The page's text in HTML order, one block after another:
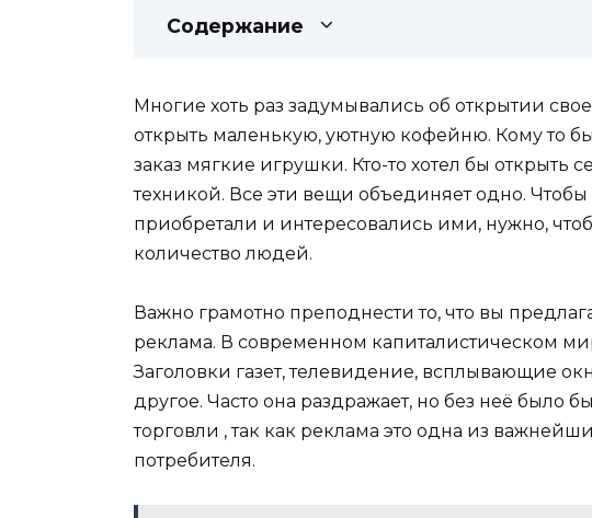
Содержание
Многие хоть раз задумывались об открытии
открыть маленькую, уютную кофейню. Кому то
заказ мягкие игрушки. Кто-то хотел бы открыть
техникой. Все эти вещи объединяет одно.
приобретали и интересовались ими, нужно,
количество людей.
Важно грамотно преподнести то, что вы
реклама. В современном капиталистическом
Заголовки газет, телевидение, всплывающие
другое. Часто она раздражает, но без неё было
торговли , так как реклама это одна из
потребителя.